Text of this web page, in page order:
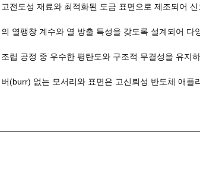
고전도성 재료와 최적화된 도금 표면으로 제조되어
열팽창 계수와 열 방출 특성을 갖도록 설계되어 다
조립 공정 중 우수한 평탄도와 구조적 무결성을 유지
버(burr) 없는 모서리와 표면은 고신뢰성 반도체 애플